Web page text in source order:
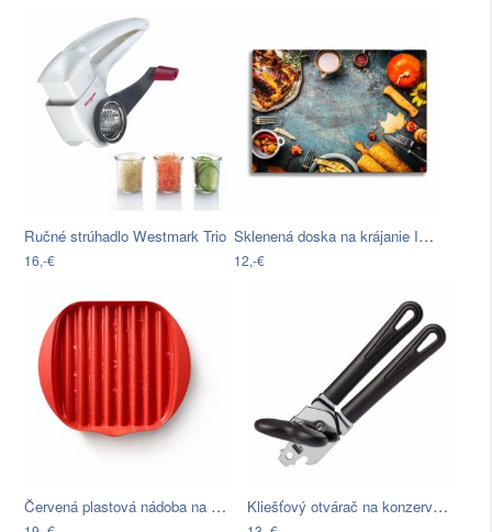
Ručné strúhadlo Westmark Trio
16,-€
Sklenená doska na krájanie Insigne…
12,-€
Červená plastová nádoba na prípravu… Kliešťový otvárač na konzervy Westmark…